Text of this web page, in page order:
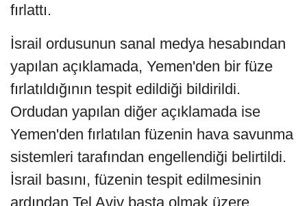
fırlattı.
İsrail ordusunun sanal medya hesabından
yapılan açıklamada, Yemen'den bir füze
fırlatıldığının tespit edildiği bildirildi.
Ordudan yapılan diğer açıklamada ise
Yemen'den fırlatılan füzenin hava savunma
sistemleri tarafından engellendiği belirtildi.
İsrail basını, füzenin tespit edilmesinin
ardından Tel Aviv başta olmak üzere